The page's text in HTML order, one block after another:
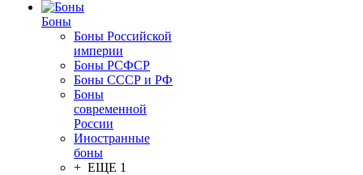
Боны
Боны Российской
империи
Боны РСФСР
Боны СССР и РФ
Боны
современной
России
Иностранные
боны
+ ЕЩЕ 1